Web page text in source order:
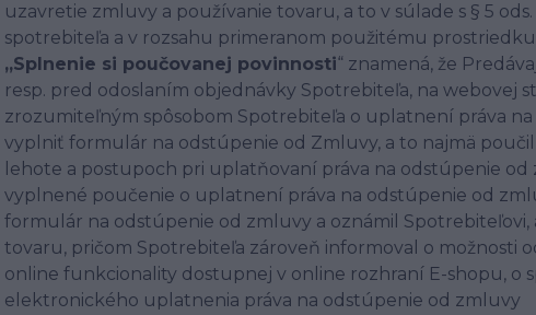
uzavretie zmluvy a používanie tovaru, a to v súlade s § 5 ods.
spotrebiteľa a v rozsahu primeranom použitému
„Splnenie si poučovanej povinnosti“ znamená, že
resp. pred odoslaním objednávky Spotrebiteľa, na webovej
zrozumiteľným spôsobom Spotrebiteľa o uplatnení práva
vyplniť formulár na odstúpenie od Zmluvy, a to najmä
lehote a postupoch pri uplatňovaní práva na odstúpenie
vyplnené poučenie o uplatnení práva na odstúpenie od
formulár na odstúpenie od zmluvy a oznámil
tovaru, pričom Spotrebiteľa zároveň informoval o možnosti
online funkcionality dostupnej v online rozhraní E-shopu, o
elektronického uplatnenia práva na odstúpenie od zmluvy